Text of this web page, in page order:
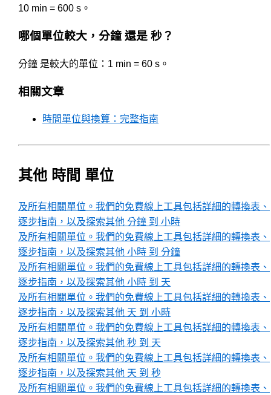
10 min = 600 s。
哪個單位較大，分鐘 還是 秒？
分鐘 是較大的單位：1 min = 60 s。
相關文章
時間單位與換算：完整指南
其他 時間 單位
及所有相關單位。我們的免費線上工具包括詳細的轉換表、
逐步指南，以及探索其他 分鐘 到 小時
及所有相關單位。我們的免費線上工具包括詳細的轉換表、
逐步指南，以及探索其他 小時 到 分鐘
及所有相關單位。我們的免費線上工具包括詳細的轉換表、
逐步指南，以及探索其他 小時 到 天
及所有相關單位。我們的免費線上工具包括詳細的轉換表、
逐步指南，以及探索其他 天 到 小時
及所有相關單位。我們的免費線上工具包括詳細的轉換表、
逐步指南，以及探索其他 秒 到 天
及所有相關單位。我們的免費線上工具包括詳細的轉換表、
逐步指南，以及探索其他 天 到 秒
及所有相關單位。我們的免費線上工具包括詳細的轉換表、